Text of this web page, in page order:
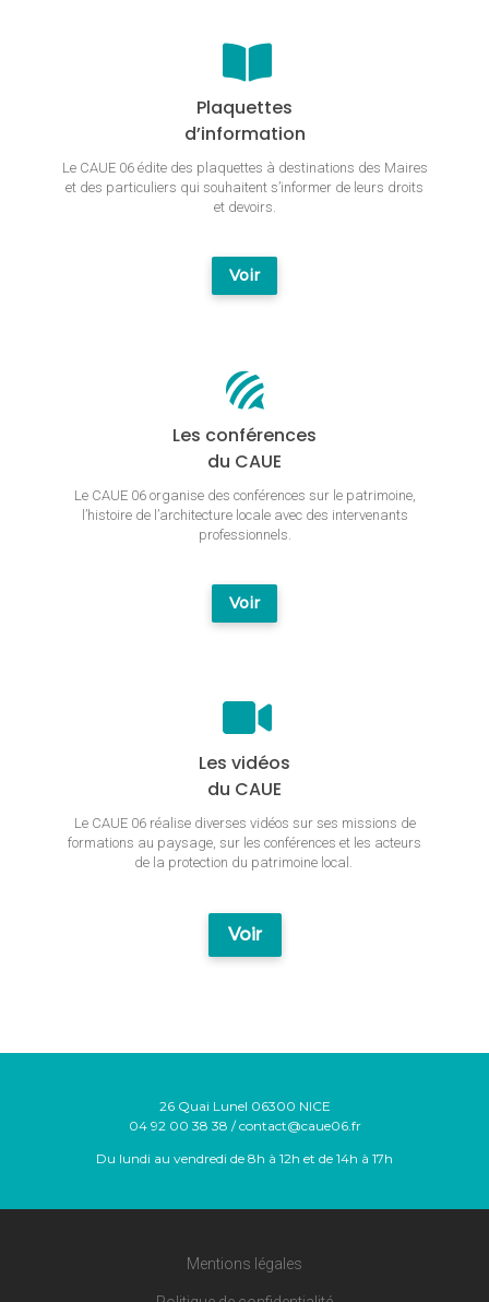
Plaquettes
d’information
Le CAUE 06 édite des plaquettes à destinations des Maires
et des particuliers qui souhaitent s’informer de leurs droits
et devoirs.
Voir
Les conférences
du CAUE
Le CAUE 06 organise des conférences sur le patrimoine,
l’histoire de l’architecture locale avec des intervenants
professionnels.
Voir
Les vidéos
du CAUE
Le CAUE 06 réalise diverses vidéos sur ses missions de
formations au paysage, sur les conférences et les acteurs
de la protection du patrimoine local.
Voir
26 Quai Lunel 06300 NICE
04 92 00 38 38 / contact@caue06.fr
Du lundi au vendredi de 8h à 12h et de 14h à 17h
Mentions légales